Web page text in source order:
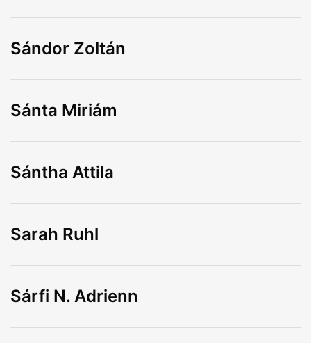
Sándor Zoltán
Sánta Miriám
Sántha Attila
Sarah Ruhl
Sárfi N. Adrienn